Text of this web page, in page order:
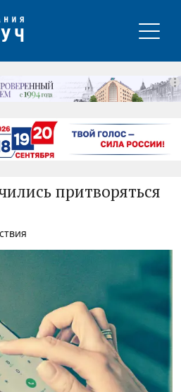
притворяться